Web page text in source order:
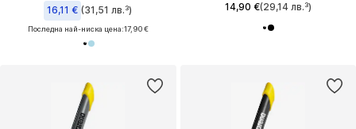
16,11 € (31,51 лв.³)
Последна най-ниска цена:17,90 €
14,90 €(29,14 лв.³)